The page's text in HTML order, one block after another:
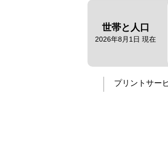
世帯と人口
2026年8月1日 現在
プリントサー